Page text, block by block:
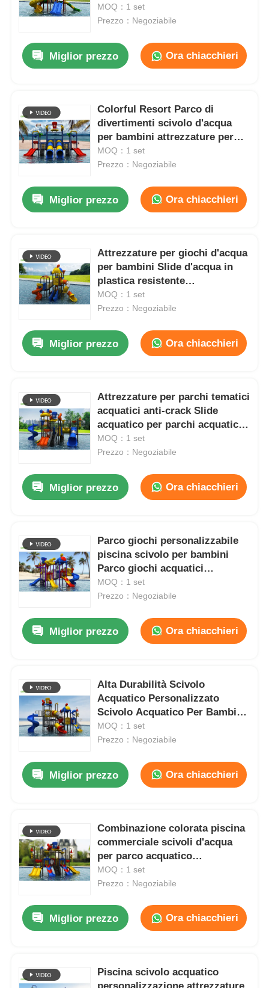
Casa
Su di noi
Controllo Qualità
Contattaci
Notizie
Casi
Progettazione del parco giochi
residenziale in fibra di vetro
MOQ：1 set
Prezzo：Negoziabile
Miglior prezzo Ora chiacchieri
Colorful Resort Parco di
divertimenti scivolo d'acqua
per bambini attrezzature per
parco acquatico
MOQ：1 set
Prezzo：Negoziabile
Miglior prezzo Ora chiacchieri
Attrezzature per giochi d'acqua
per bambini Slide d'acqua in
plastica resistente
personalizzato
MOQ：1 set
Prezzo：Negoziabile
Miglior prezzo Ora chiacchieri
Attrezzature per parchi tematici
acquatici anti-crack Slide
acquatico per parchi acquatici
certificato EN1176
MOQ：1 set
Prezzo：Negoziabile
Miglior prezzo Ora chiacchieri
Parco giochi personalizzabile
piscina scivolo per bambini
Parco giochi acquatici
720*530*470CM
MOQ：1 set
Prezzo：Negoziabile
Miglior prezzo Ora chiacchieri
Alta Durabilità Scivolo
Acquatico Personalizzato
Scivolo Acquatico Per Bambini
Parco di divertimenti
MOQ：1 set
Prezzo：Negoziabile
Miglior prezzo Ora chiacchieri
Combinazione colorata piscina
commerciale scivoli d'acqua
per parco acquatico
attrezzature da gioco
MOQ：1 set
Prezzo：Negoziabile
Miglior prezzo Ora chiacchieri
Piscina scivolo acquatico
personalizzazione attrezzature